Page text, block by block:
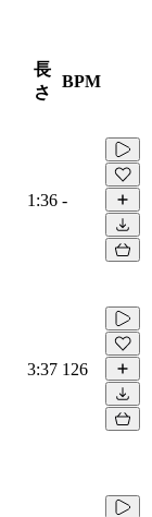
長
さ
BPM
1:36 -
3:37 126